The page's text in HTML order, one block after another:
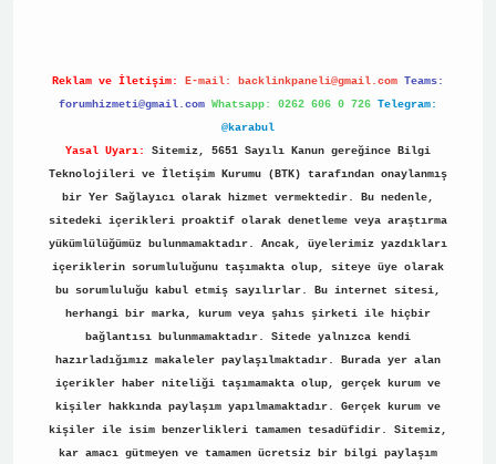
Reklam ve İletişim: E-mail: backlinkpaneli@gmail.com Teams:
forumhizmeti@gmail.com Whatsapp: 0262 606 0 726 Telegram:
@karabul
Yasal Uyarı:
Sitemiz, 5651 Sayılı Kanun gereğince Bilgi
Teknolojileri ve İletişim Kurumu (BTK) tarafından onaylanmış
bir Yer Sağlayıcı olarak hizmet vermektedir. Bu nedenle,
sitedeki içerikleri proaktif olarak denetleme veya araştırma
yükümlülüğümüz bulunmamaktadır. Ancak, üyelerimiz yazdıkları
içeriklerin sorumluluğunu taşımakta olup, siteye üye olarak
bu sorumluluğu kabul etmiş sayılırlar. Bu internet sitesi,
herhangi bir marka, kurum veya şahıs şirketi ile hiçbir
bağlantısı bulunmamaktadır. Sitede yalnızca kendi
hazırladığımız makaleler paylaşılmaktadır. Burada yer alan
içerikler haber niteliği taşımamakta olup, gerçek kurum ve
kişiler hakkında paylaşım yapılmamaktadır. Gerçek kurum ve
kişiler ile isim benzerlikleri tamamen tesadüfidir. Sitemiz,
kar amacı gütmeyen ve tamamen ücretsiz bir bilgi paylaşım